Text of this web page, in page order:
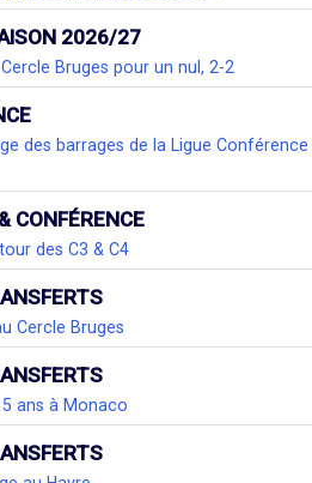
2026/27
Bruges pour un nul, 2-2
des barrages de la Ligue Conférence
CONFÉRENCE
des C3 & C4
Cercle Bruges
ans à Monaco